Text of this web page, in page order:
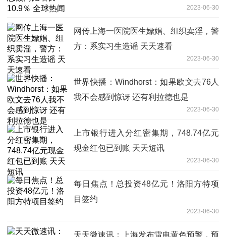
2023-06-30
网传上海一医院医生嫖娼、组织卖淫，警
方：系实习生造谣 天天速看
2023-06-30
世界快播：Windhorst：如果欧文去76人
我不会感到惊讶 还有利拉德也是
2023-06-30
上市银行进入分红密集期，748.74亿元
现金红包已到账 天天短讯
2023-06-30
每日焦点！总投资48亿元！洛阳方特项
目签约
2023-06-30
天天微速讯：上海发布雷电黄色预警，预